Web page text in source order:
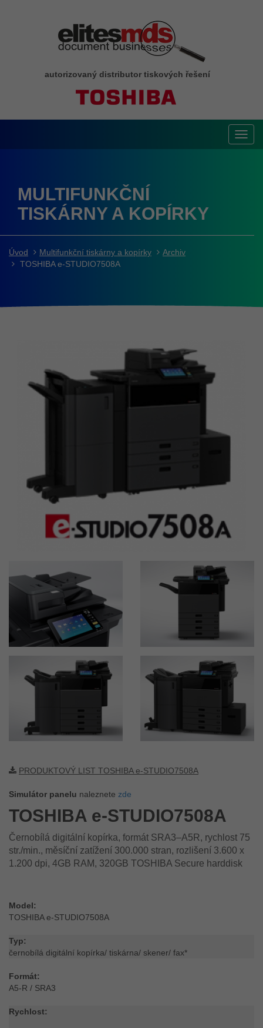
autorizovaný distributor tiskových řešení
MULTIFUNKČNÍ
TISKÁRNY A KOPÍRKY
Úvod Multifunkční tiskárny a kopírky
Archiv
TOSHIBA e-STUDIO7508A
PRODUKTOVÝ LIST TOSHIBA e-STUDIO7508A
Simulátor panelu naleznete zde
TOSHIBA e-STUDIO7508A
Černobílá digitální kopírka, formát SRA3–A5R, rychlost 75
str./min., měsíční zatížení 300.000 stran, rozlišení 3.600 x
1.200 dpi, 4GB RAM, 320GB TOSHIBA Secure harddisk
Model:
TOSHIBA e-STUDIO7508A
Typ:
černobílá digitální kopírka/ tiskárna/ skener/ fax*
Formát:
A5-R / SRA3
Rychlost: